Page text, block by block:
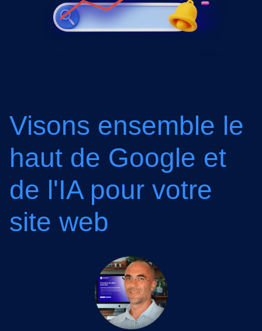
Visons ensemble le
haut de Google et
de l'IA pour votre
site web